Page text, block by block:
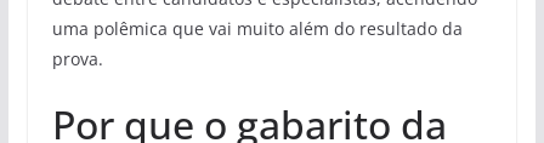
uma polêmica que vai muito além do resultado da
prova.
Por que o gabarito da